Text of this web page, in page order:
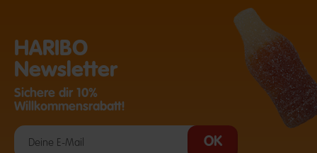
HARIBO
Newsletter
Sichere dir 10%
Willkommensrabatt!